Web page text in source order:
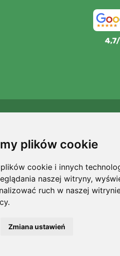
plików cookie
cookie i innych
naszej witryny,
ruch w naszej
Zmiana ustawień
w
Za każde
nas.